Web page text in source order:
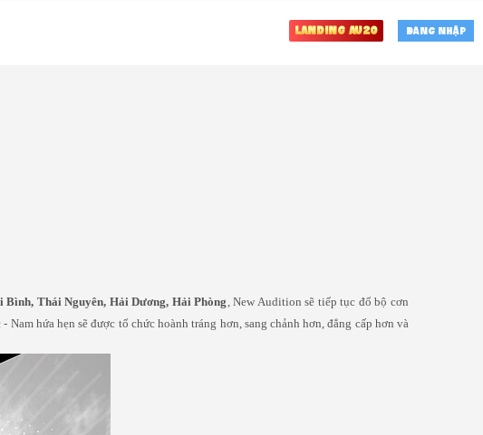
Landing au20 Đăng nhập
Thái Nguyên, Hải Dương, Hải Phòng , New Audition sẽ tiếp tục đổ bộ cơn
hứa hẹn sẽ được tổ chức hoành tráng hơn, sang chảnh hơn, đẳng cấp hơn và